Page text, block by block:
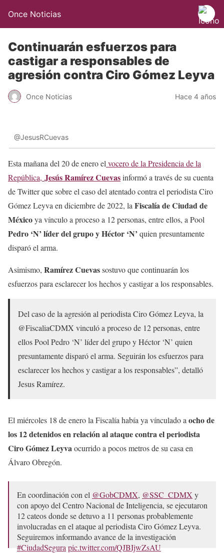
Once Noticias
Continuarán esfuerzos para
castigar a responsables de
agresión contra Ciro Gómez Leyva
Once Noticias Hace 4 años
@JesusRCuevas
Esta mañana del 20 de enero el vocero de la Presidencia de la
República, Jesús Ramírez Cuevasinformó a través de su cuenta
de Twitter que sobre el caso del atentado contra el periodista Ciro
Gómez Leyva en diciembre de 2022, la Fiscalía de Ciudad de
Méxicoya vínculo a proceso a 12 personas, entre ellos, a Pool
Pedro ‘N’ líder del grupo yHéctor ‘N’ quien presuntamente
disparó el arma.
Asimismo, Ramírez Cuevassostuvo que continuarán los
esfuerzos para esclarecer los hechos y castigar a los responsables.
Del caso de la agresión al periodista Ciro Gómez Leyva, la
@FiscaliaCDMX vinculó a proceso de 12 personas, entre
ellos Pool Pedro ‘N’ líder del grupo y Héctor ‘N’ quien
presuntamente disparó el arma. Seguirán los esfuerzos para
esclarecer los hechos y castigar a los responsables”, detalló
Jesus Ramírez.
El miércoles 18 de enero la Fiscalía había ya vínculado a ocho de
los 12 detenidos en relación al ataque contra el periodista
Ciro Gómez Leyvaocurrido a pocos metros de su casa en
Álvaro Obregón.
En coordinación con el @GobCDMX, @SSC_CDMX y
con apoyo del Centro Nacional de Inteligencia, se ejecutaron
12 cateos donde se detuvo a 11 personas probablemente
involucradas en el ataque al periodista Ciro Gómez Leyva.
Seguiremos informando avance de la investigación
#CiudadSegura pic.twitter.com/QJBIjwZsAU